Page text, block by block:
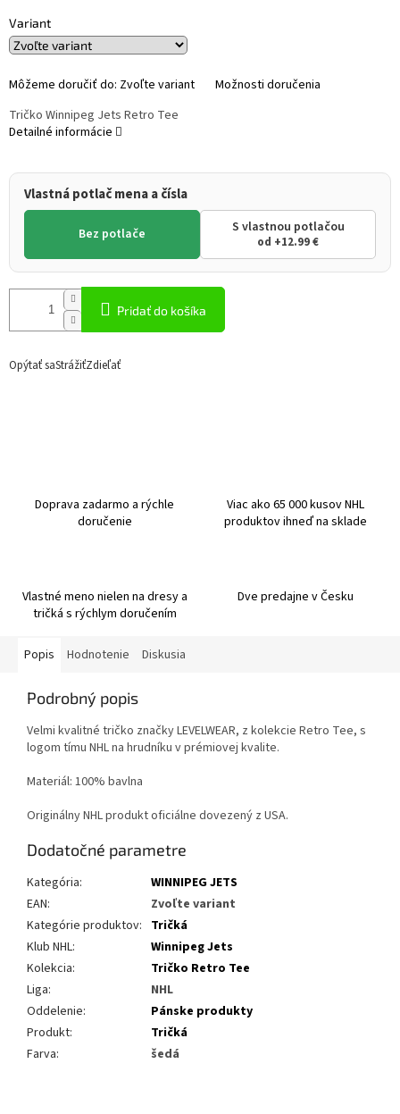
Variant
Môžeme doručiť do: Zvoľte variant Možnosti doručenia
Vlastná potlač mena a čísla
Bez potlače S vlastnou potlačou
od +12.99 €
Pridať do košíka
Tričko Winnipeg Jets Retro Tee
Detailné informácie
Opýtať saStrážiťZdieľať
Doprava zadarmo a rýchle
doručenie
Viac ako 65 000 kusov NHL
produktov ihneď na sklade
Vlastné meno nielen na dresy a
tričká s rýchlym doručením
Dve predajne v Česku
Popis Hodnotenie Diskusia
Podrobný popis
Velmi kvalitné tričko značky LEVELWEAR, z kolekcie Retro Tee, s
logom tímu NHL na hrudníku v prémiovej kvalite.
Materiál: 100% bavlna
Originálny NHL produkt oficiálne dovezený z USA.
Dodatočné parametre
Kategória:
WINNIPEG JETS
EAN:
Zvoľte variant
Kategórie produktov: Tričká
Klub NHL:
Winnipeg Jets
Kolekcia:
Tričko Retro Tee
Liga:
NHL
Oddelenie:
Pánske produkty
Produkt:
Tričká
Farva: šedá